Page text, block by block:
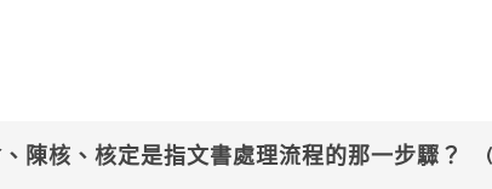
、陳核、核定是指文書處理流程的那一步驟